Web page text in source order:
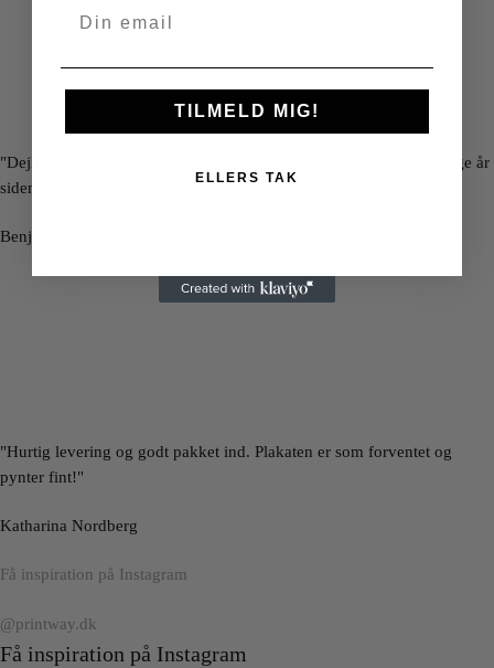
"Dejligt at mindes om min barndomsby, efter jeg er flyttet for mange år
siden."
Benjamin Juhl Hasager
"Hurtig levering og godt pakket ind. Plakaten er som forventet og
pynter fint!"
Katharina Nordberg
Få inspiration på Instagram
@printway.dk
Få inspiration på Instagram
TILMELD MIG!
ELLERS TAK